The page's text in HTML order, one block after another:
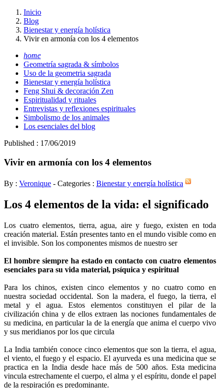
Inicio
Blog
Bienestar y energía holística
Vivir en armonía con los 4 elementos
home
Geometría sagrada & símbolos
Uso de la geometria sagrada
Bienestar y energía holística
Feng Shui & decoración Zen
Espiritualidad y rituales
Entrevistas y reflexiones espirituales
Simbolismo de los animales
Los esenciales del blog
Published : 17/06/2019
Vivir en armonía con los 4 elementos
By : Veronique - Categories : Bienestar y energía holística
Los 4 elementos de la vida: el significado
Los cuatro elementos, tierra, agua, aire y fuego, existen en toda
creación material. Están presentes tanto en el mundo visible como en
el invisible. Son los componentes mismos de nuestro ser
El hombre siempre ha estado en contacto con cuatro elementos
esenciales para su vida material, psíquica y espiritual
Para los chinos, existen cinco elementos y no cuatro como en
nuestra sociedad occidental. Son la madera, el fuego, la tierra, el
metal y el agua. Estos elementos constituyen el pilar de la
civilización china y de ellos extraen las nociones fundamentales de
su medicina, en particular la de la energía que anima el cuerpo vivo
y sus meridianos por los que circula
La India también conoce cinco elementos que son la tierra, el agua,
el viento, el fuego y el espacio. El ayurveda es una medicina que se
practica en la India desde hace más de 500 años. Esta medicina
vincula estrechamente el cuerpo, el alma y el espíritu, donde el papel
de la respiración es predominante.